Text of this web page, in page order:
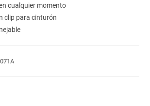
cualquier momento
clip para cinturón